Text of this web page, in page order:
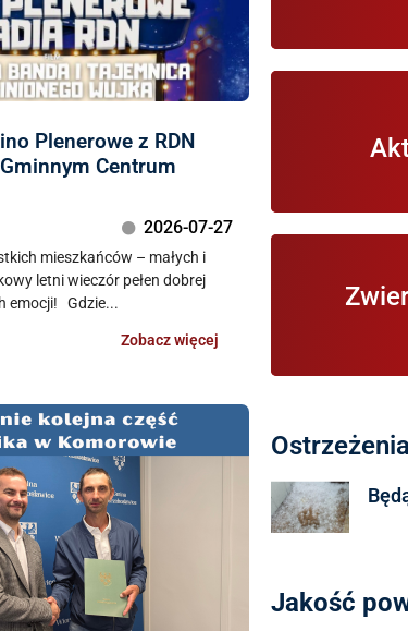
Plenerowe z RDN
Centrum
2026-07-27
mieszkańców – małych i
letni wieczór pełen dobrej
emocji! Gdzie...
Zobacz więcej
Jakość